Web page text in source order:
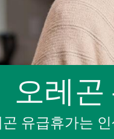
오레
유급휴가는